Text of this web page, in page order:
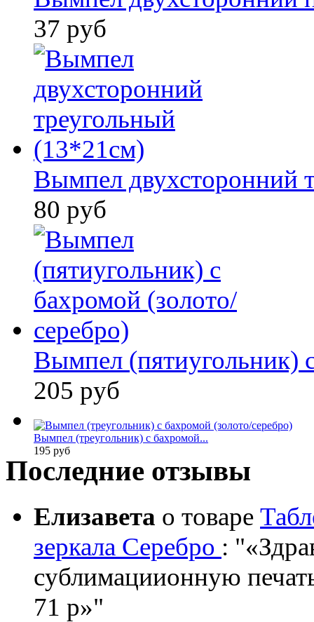
37 руб
Вымпел двухсторонний
80 руб
Вымпел (пятиугольник)
205 руб
Вымпел (треугольник) с бахромой...
195 руб
Последние отзывы
Елизавета о товаре
зеркала Серебро :
сублимациионную
71 р»